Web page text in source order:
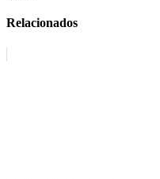
Relacionados